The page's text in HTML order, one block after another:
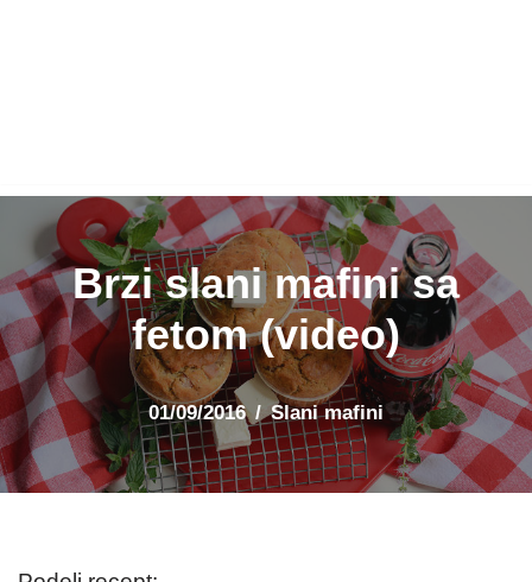
Brzi slani mafini sa
fetom (video)
01/09/2016 Slani mafini